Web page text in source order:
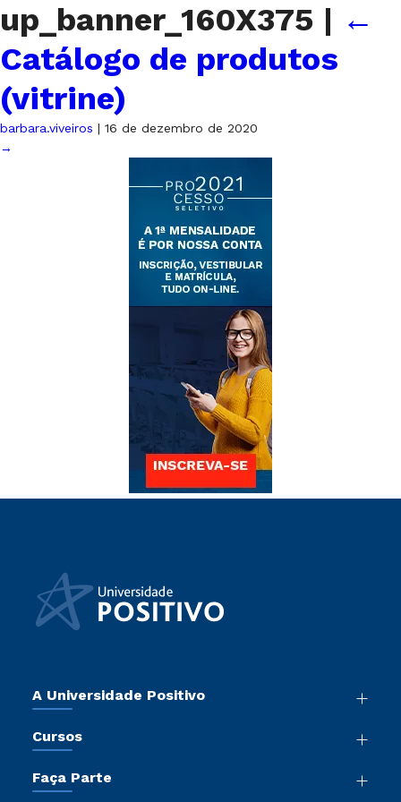
up_banner_160X375 | ←
Catálogo de produtos
(vitrine)
barbara.viveiros | 16 de dezembro de 2020
→
A Universidade Positivo
Sala de Imprensa
Trabalhe Conosco
Cursos
Pós-Graduação
Faça Parte